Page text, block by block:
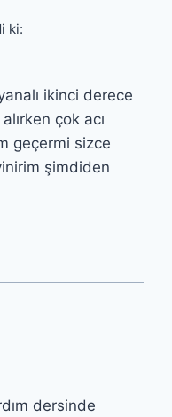
ki:
ikinci derece
çok acı
geçermi sizce
şimdiden
dersinde